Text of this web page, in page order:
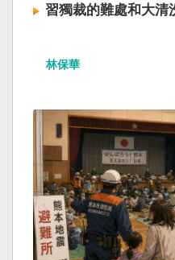
習獨裁的難處和大清
林保華